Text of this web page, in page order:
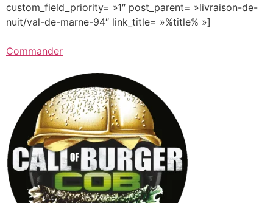
custom_field_priority= »1″ post_parent= »livraison-de-
nuit/val-de-marne-94″ link_title= »%title% »]
Commander